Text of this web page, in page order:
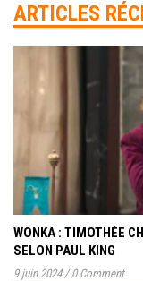
ARTICLES
WONKA : TIMOTHÉE
SELON PAUL KING
9 juin 2024 / 0 Comment